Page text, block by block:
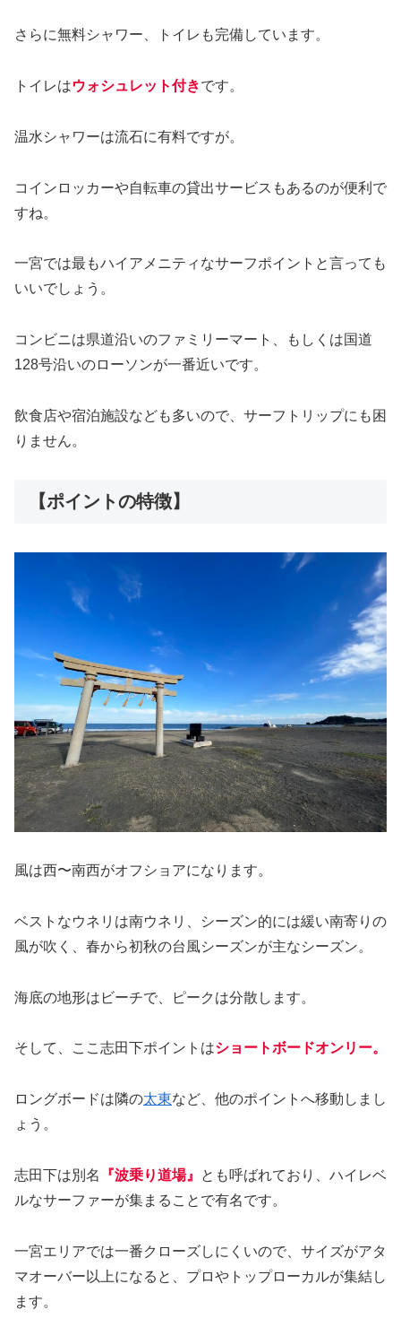
さらに無料シャワー、トイレも完備しています。
トイレはウォシュレット付きです。
温水シャワーは流石に有料ですが。
コインロッカーや自転車の貸出サービスもあるのが便利で
すね。
一宮では最もハイアメニティなサーフポイントと言っても
いいでしょう。
コンビニは県道沿いのファミリーマート、もしくは国道
128号沿いのローソンが一番近いです。
飲食店や宿泊施設なども多いので、サーフトリップにも困
りません。
【ポイントの特徴】
風は西〜南西がオフショアになります。
ベストなウネリは南ウネリ、シーズン的には緩い南寄りの
風が吹く、春から初秋の台風シーズンが主なシーズン。
海底の地形はビーチで、ピークは分散します。
そして、ここ志田下ポイントはショートボードオンリー。
ロングボードは隣の太東など、他のポイントへ移動しまし
ょう。
志田下は別名 『波乗り道場』
とも呼ばれており、ハイレベ
ルなサーファーが集まることで有名です。
一宮エリアでは一番クローズしにくいので、サイズがアタ
マオーバー以上になると、プロやトップローカルが集結し
ます。